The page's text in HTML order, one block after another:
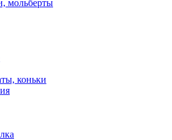
мольберты
коньки